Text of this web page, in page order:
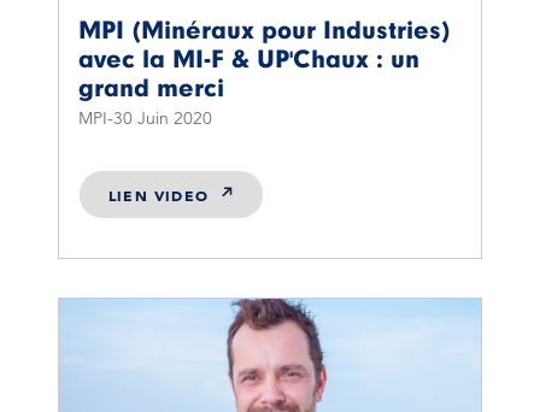
MPI (Minéraux pour Industries)
avec la MI-F & UP'Chaux : un
grand merci
MPI 30 Juin 2020
LIEN VIDEO